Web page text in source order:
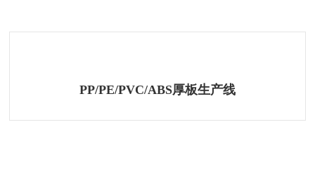
PP/PE/PVC/ABS厚板生产线